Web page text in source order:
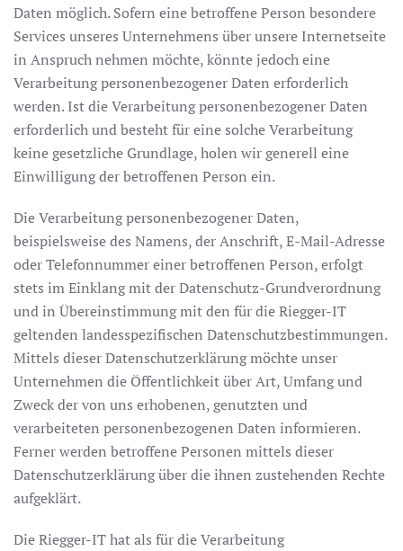
Daten möglich. Sofern eine betroffene Person besondere
Services unseres Unternehmens über unsere Internetseite
in Anspruch nehmen möchte, könnte jedoch eine
Verarbeitung personenbezogener Daten erforderlich
werden. Ist die Verarbeitung personenbezogener Daten
erforderlich und besteht für eine solche Verarbeitung
keine gesetzliche Grundlage, holen wir generell eine
Einwilligung der betroffenen Person ein.
Die Verarbeitung personenbezogener Daten,
beispielsweise des Namens, der Anschrift, E-Mail-Adresse
oder Telefonnummer einer betroffenen Person, erfolgt
stets im Einklang mit der Datenschutz-Grundverordnung
und in Übereinstimmung mit den für die Riegger-IT
geltenden landesspezifischen Datenschutzbestimmungen.
Mittels dieser Datenschutzerklärung möchte unser
Unternehmen die Öffentlichkeit über Art, Umfang und
Zweck der von uns erhobenen, genutzten und
verarbeiteten personenbezogenen Daten informieren.
Ferner werden betroffene Personen mittels dieser
Datenschutzerklärung über die ihnen zustehenden Rechte
aufgeklärt.
Die Riegger-IT hat als für die Verarbeitung